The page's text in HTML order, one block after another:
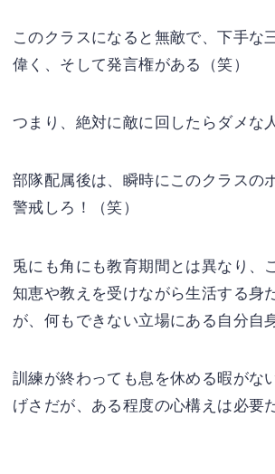
このクラスになると無敵で、下手な
偉く、そして発言権がある（笑）
つまり、絶対に敵に回したらダメな
部隊配属後は、瞬時にこのクラスの
警戒しろ！（笑）
兎にも角にも教育期間とは異なり、
知恵や教えを受けながら生活する身
が、何もできない立場にある自分自
訓練が終わっても息を休める暇がな
げさだが、ある程度の心構えは必要